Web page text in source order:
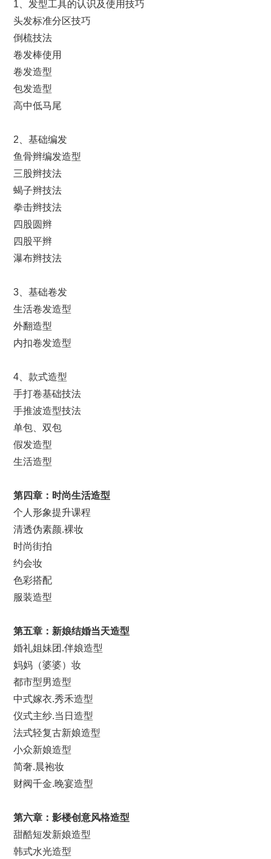
1、发型工具的认识及使用技巧
头发标准分区技巧
倒梳技法
卷发棒使用
卷发造型
包发造型
高中低马尾
2、基础编发
鱼骨辫编发造型
三股辫技法
蝎子辫技法
拳击辫技法
四股圆辫
四股平辫
瀑布辫技法
3、基础卷发
生活卷发造型
外翻造型
内扣卷发造型
4、款式造型
手打卷基础技法
手推波造型技法
单包、双包
假发造型
生活造型
第四章： 时尚生活造型
个人形象提升课程
清透伪素颜.裸妆
时尚街拍
约会妆
色彩搭配
服装造型
第五章：新娘结婚当天造型
婚礼姐妹团.伴娘造型
妈妈（婆婆）妆
都市型男造型
中式嫁衣.秀禾造型
仪式主纱.当日造型
法式轻复古新娘造型
小众新娘造型
简奢.晨袍妆
财阀千金.晚宴造型
第六章：影楼创意风格造型
甜酷短发新娘造型
韩式水光造型